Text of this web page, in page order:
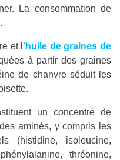
La consommation de
et l’ huile de graines de
à partir des graines
de chanvre séduit les
un concentré de
aminés, y compris les
(histidine, isoleucine,
thréonine,